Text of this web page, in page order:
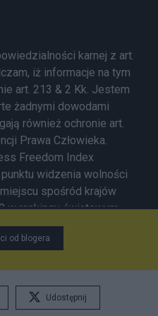
karnej z art.
iż informacje na tym
art. 213 & 2 Kk. Jestem
żadnymi dowodami
również ochronie art.
Prawa Człowieka.
Freedom Index
widzenia wolności
spośród krajów
w rankingu światowym .
publiczne- ze
i możliwość
zaakceptować ryzyko
ocenę opinii
od blogera
Udostępnij